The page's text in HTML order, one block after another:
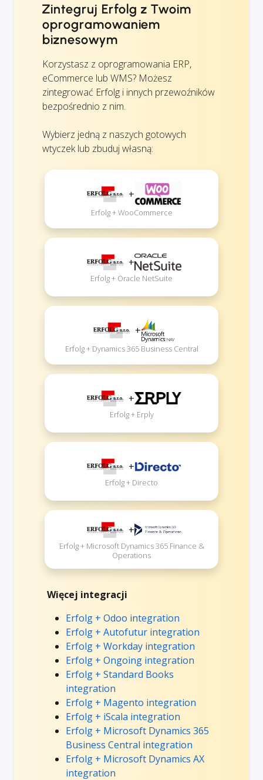
Zintegruj Erfolg z Twoim
oprogramowaniem
biznesowym
Korzystasz z oprogramowania ERP,
eCommerce lub WMS? Możesz
zintegrować Erfolg i innych przewoźników
bezpośrednio z nim.
Wybierz jedną z naszych gotowych
wtyczek lub zbuduj własną:
+
Erfolg + WooCommerce
+
Erfolg + Oracle NetSuite
+
Erfolg + Dynamics 365 Business Central
+
Erfolg + Erply
+
Erfolg + Directo
+
Erfolg + Microsoft Dynamics 365 Finance &
Operations
Więcej integracji
Erfolg + Odoo integration
Erfolg + Autofutur integration
Erfolg + Workday integration
Erfolg + Ongoing integration
Erfolg + Standard Books
integration
Erfolg + Magento integration
Erfolg + iScala integration
Erfolg + Microsoft Dynamics 365
Business Central integration
Erfolg + Microsoft Dynamics AX
integration